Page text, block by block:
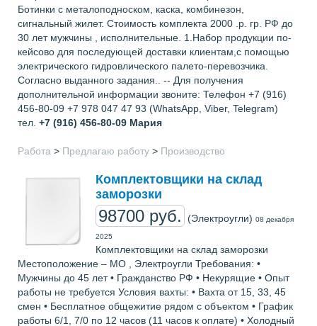
Ботинки с металоподноском, каска, комбинезон,
сигнальный жилет. Стоимость комплекта 2000 .р. гр. РФ до
30 лет мужчины , исполнительные. 1.Набор продукции по-
кейсово для последующей доставки клиентам,с помощью
электрического гидровлического палето-перевозчика.
Согласно выданного задания.. -- Для получения
дополнительной информации звоните: Телефон +7 (916)
456-80-09 +7 978 047 47 93 (WhatsApp, Viber, Telegram)
тел. +7 (916) 456-80-09 Мария
Работа > Предлагаю работу > Производство
Комплектовщики на склад
заморозки
98700 руб. (Электроугли) 08 декабря
2025
Комплектовщики на склад заморозки
Местоположение – МО , Электроугли Требования: •
Мужчины до 45 лет • Гражданство РФ • Некурящие • Опыт
работы не требуется Условия вахты: • Вахта от 15, 33, 45
смен • Бесплатное общежитие рядом с объектом • График
работы 6/1, 7/0 по 12 часов (11 часов к оплате) • Холодный